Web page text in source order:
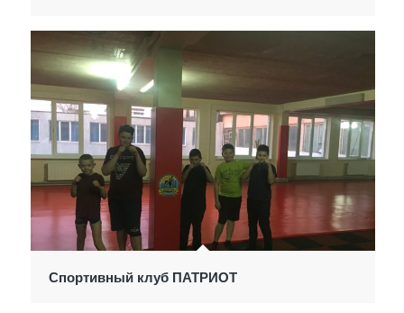
Спортивный клуб ПАТРИОТ